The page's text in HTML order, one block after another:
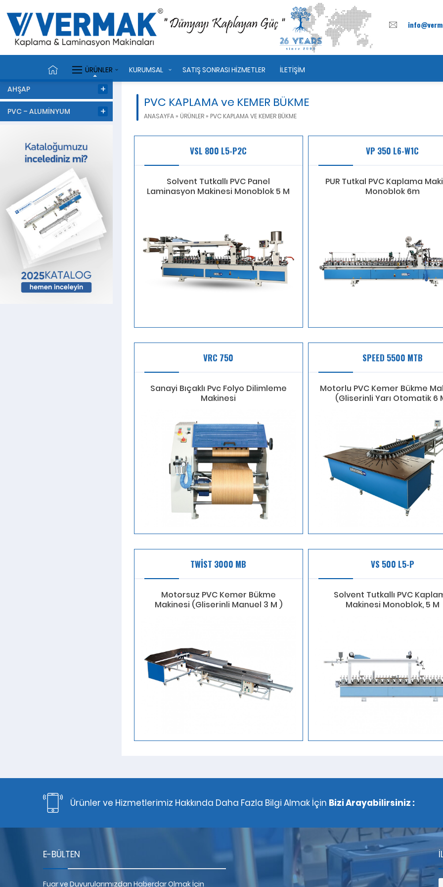
ÜRÜNLER KURUMSAL SATIŞ SONRASI HİZMETLER İLETİŞİM
PVC KAPLAMA ve KEMER BÜKME
ANASAYFA» ÜRÜNLER» PVC KAPLAMA VE KEMER BÜKME
VSL 800 L5-P2C
Solvent Tutkallı PVC Panel
Laminasyon Makinesi Monoblok 5 M
VP 350 L6-W1C
PUR Tutkal PVC Kaplama
Monoblok 6m
VRC 750
Sanayi Bıçaklı Pvc Folyo Dilimleme
Makinesi
SPEED 5500 MTB
Motorlu PVC Kemer Bükme
(Gliserinli Yarı Otomatik 6
TWİST 3000 MB
Motorsuz PVC Kemer Bükme
Makinesi (Gliserinli Manuel 3 M )
VS 500 L5-P
Solvent Tutkallı PVC
Makinesi Monoblok, 5 M
AHŞAP
PVC – ALUMİNYUM
Ürünler ve Hizmetlerimiz Hakkında Daha Fazla Bilgi Almak İçin Bizi Arayabilirsiniz :
E-BÜLTEN
Fuar ve Duyurularımızdan Haberdar Olmak İçin